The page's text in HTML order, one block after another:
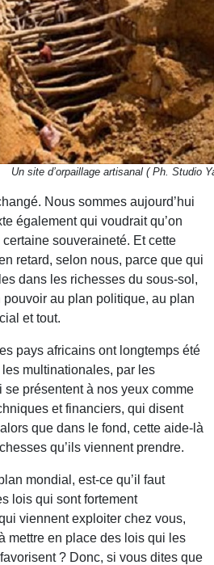
Un site d’orpaillage artisanal ( Ph. Studio
Nous sommes aujourd’hui
également qui voudrait qu’on
souveraineté. Et cette
retard, selon nous, parce que qui
dans les richesses du sous-sol,
pouvoir au plan politique, au plan
et tout.
pays africains ont longtemps été
multinationales, par les
présentent à nos yeux comme
et financiers, qui disent
que dans le fond, cette aide-là
qu’ils viennent prendre.
mondial, est-ce qu’il faut
lois qui sont fortement
viennent exploiter chez vous,
mettre en place des lois qui les
? Donc, si vous dites que